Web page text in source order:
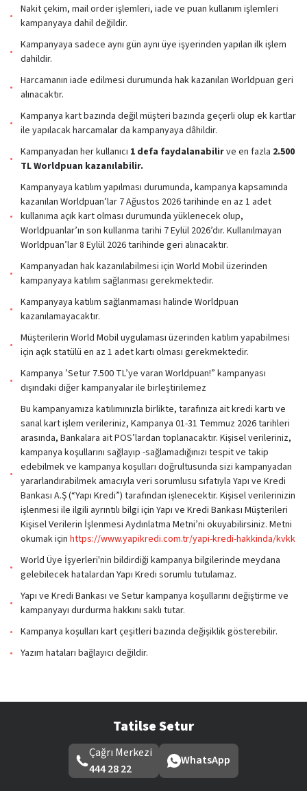
Nakit çekim, mail order işlemleri, iade ve puan kullanım işlemleri
kampanyaya dahil değildir.
Kampanyaya sadece aynı gün aynı üye işyerinden yapılan ilk işlem
dahildir.
Harcamanın iade edilmesi durumunda hak kazanılan Worldpuan geri
alınacaktır.
Kampanya kart bazında değil müşteri bazında geçerli olup ek kartlar
ile yapılacak harcamalar da kampanyaya dâhildir.
Kampanyadan her kullanıcı 1 defa faydalanabilirve en fazla 2.500
TL Worldpuan kazanılabilir.
Kampanyaya katılım yapılması durumunda, kampanya kapsamında
kazanılan Worldpuan’lar 7 Ağustos 2026 tarihinde en az 1 adet
kullanıma açık kart olması durumunda yüklenecek olup,
Worldpuanlar’ın son kullanma tarihi 7 Eylül 2026’dır. Kullanılmayan
Worldpuan’lar 8 Eylül 2026 tarihinde geri alınacaktır.
Kampanyadan hak kazanılabilmesi için World Mobil üzerinden
kampanyaya katılım sağlanması gerekmektedir.
Kampanyaya katılım sağlanmaması halinde Worldpuan
kazanılamayacaktır.
Müşterilerin World Mobil uygulaması üzerinden katılım yapabilmesi
için açık statülü en az 1 adet kartı olması gerekmektedir.
Kampanya ’Setur 7.500 TL’ye varan Worldpuan!” kampanyası
dışındaki diğer kampanyalar ile birleştirilemez
Bu kampanyamıza katılımınızla birlikte, tarafınıza ait kredi kartı ve
sanal kart işlem verileriniz, Kampanya 01-31 Temmuz 2026 tarihleri
arasında, Bankalara ait POS’lardan toplanacaktır. Kişisel verileriniz,
kampanya koşullarını sağlayıp -sağlamadığınızı tespit ve takip
edebilmek ve kampanya koşulları doğrultusunda sizi kampanyadan
yararlandırabilmek amacıyla veri sorumlusu sıfatıyla Yapı ve Kredi
Bankası A.Ş (“Yapı Kredi”) tarafından işlenecektir. Kişisel verilerinizin
işlenmesi ile ilgili ayrıntılı bilgi için Yapı ve Kredi Bankası Müşterileri
Kişisel Verilerin İşlenmesi Aydınlatma Metni’ni okuyabilirsiniz. Metni
okumak için https://www.yapikredi.com.tr/yapi-kredi-hakkinda/kvkk
World Üye İşyerleri'nin bildirdiği kampanya bilgilerinde meydana
gelebilecek hatalardan Yapı Kredi sorumlu tutulamaz.
Yapı ve Kredi Bankası ve Setur kampanya koşullarını değiştirme ve
kampanyayı durdurma hakkını saklı tutar.
Kampanya koşulları kart çeşitleri bazında değişiklik gösterebilir.
Yazım hataları bağlayıcı değildir.
Tatilse Setur
Çağrı Merkezi
444 28 22
WhatsApp